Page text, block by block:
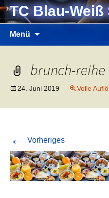
Zum
InhaltTC Blau-Weiß
Menü
brunch-reihe
24. Juni 2019 Volle
← Vorheriges